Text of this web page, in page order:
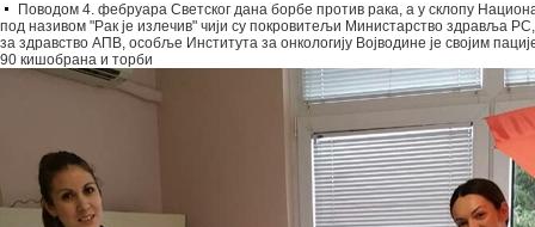
Поводом 4. фебруара Светског дана борбе против рака, а у склопу
под називом "Рак је излечив" чији су покровитељи Министарство здравља
за здравство АПВ, особље Института за онкологију Војводине је својим
90 кишобрана и торби